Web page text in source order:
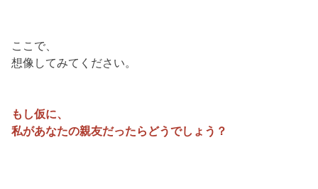
ここで、
想像してみてください。
もし仮に、
私があなたの親友だったらどうでしょう？